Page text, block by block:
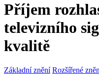
Příjem
televizního
kvalitě
Základní znění Rozšířené